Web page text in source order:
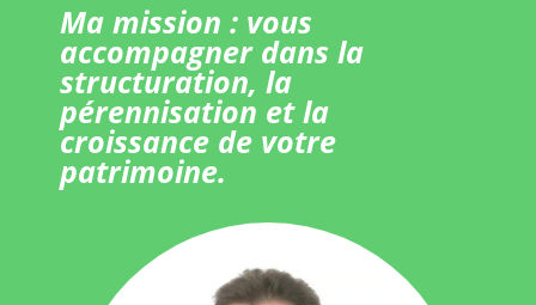
Ma mission : vous
accompagner dans la
structuration, la
pérennisation et la
croissance de votre
patrimoine.